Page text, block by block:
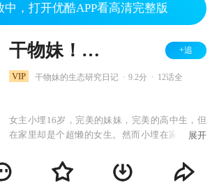
中，打开优酷APP看高清完整版
干物妹！小埋 +追
VIP 干物妹的生态研究日记 9.2分 12话全
女主小埋16岁，完美的妹妹，完美的高中生，但
在家里却是个超懒的女生。然而小埋在家的一切
女，以及无意间来到小埋家的冷酷少女，她们会
发现小埋的真实面目吗？
展开